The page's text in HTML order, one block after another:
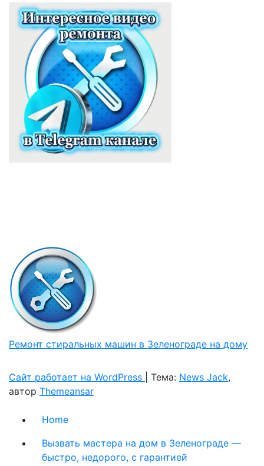
Ремонт стиральных машин в Зеленограде на дому
Сайт работает на WordPress Тема: News Jack,
автор Themeansar
Home
Вызвать мастера на дом в Зеленограде —
быстро, недорого, с гарантией